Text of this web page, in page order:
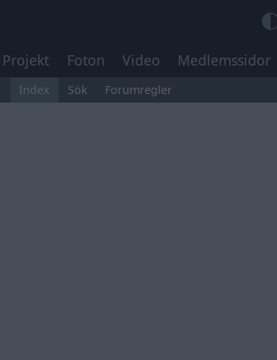
Projekt Foton Video Medlemssidor
Index Sök Forumregler